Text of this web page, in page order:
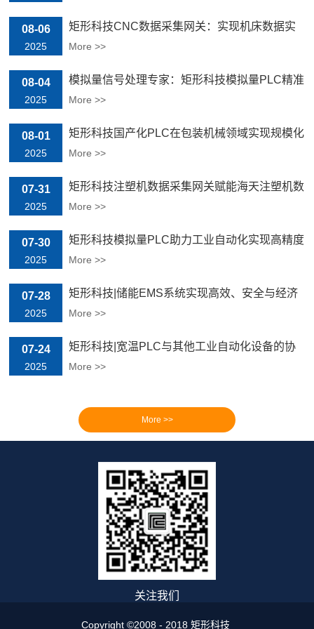
08-06
2025
矩形科技CNC数据采集网关：实现机床数据实
时监控与高效管理
More >>
08-04
2025
模拟量信号处理专家：矩形科技模拟量PLC精准
控制温度压力
More >>
08-01
2025
矩形科技国产化PLC在包装机械领域实现规模化
应用
More >>
07-31
2025
矩形科技注塑机数据采集网关赋能海天注塑机数
字化发展
More >>
07-30
2025
矩形科技模拟量PLC助力工业自动化实现高精度
控制
More >>
07-28
2025
矩形科技|储能EMS系统实现高效、安全与经济
运行的策略
More >>
07-24
2025
矩形科技|宽温PLC与其他工业自动化设备的协
同策略
More >>
关注我们
Copyright ©2008 - 2018 矩形科技